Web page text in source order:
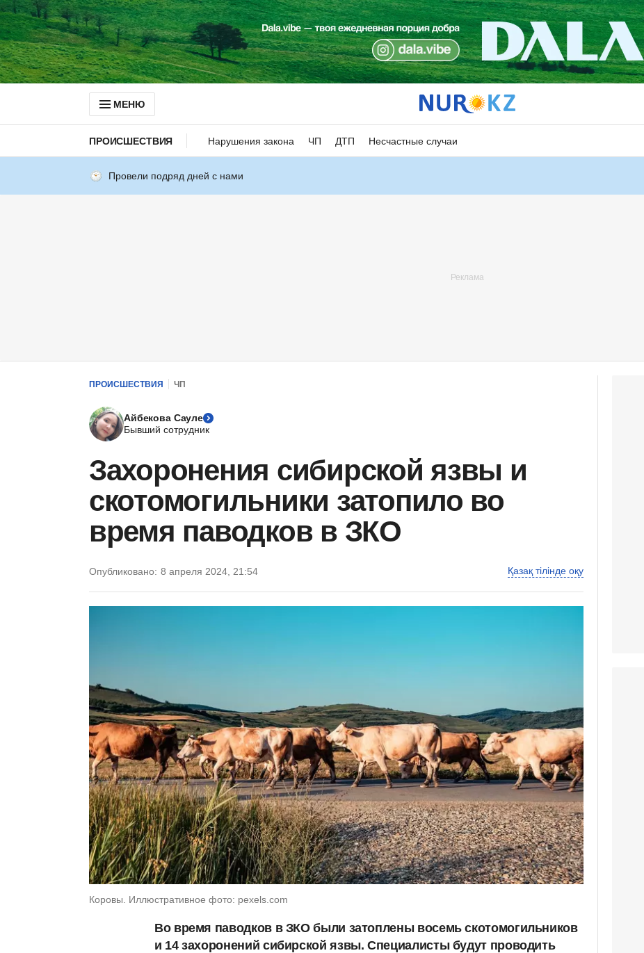
МЕНЮ
ПРОИСШЕСТВИЯ Нарушения закона ЧП ДТП Несчастные случаи
Провели подряд дней с нами
ПРОИСШЕСТВИЯ ЧП
Айбекова Сауле
Бывший сотрудник
Захоронения сибирской язвы и
скотомогильники затопило во
время паводков в ЗКО
Опубликовано: 8 апреля 2024, 21:54 Қазақ тілінде оқу
Коровы. Иллюстративное фото: pexels.com
Во время паводков в ЗКО были затоплены восемь скотомогильников
и 14 захоронений сибирской язвы. Специалисты будут проводить